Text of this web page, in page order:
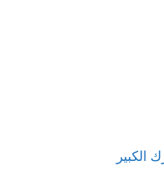
الكبير